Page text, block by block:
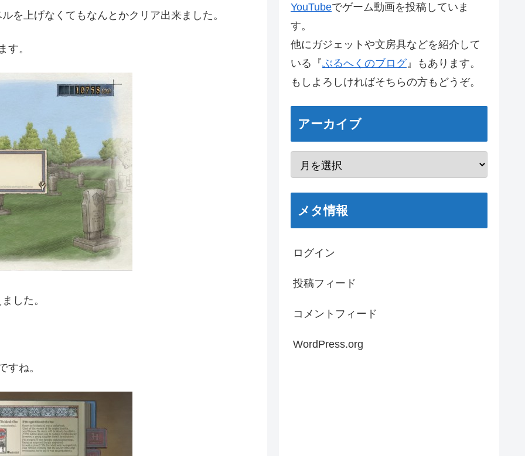
を上げなくてもなんとかクリア出来ました。
す。
した。
すね。
YouTubeでゲーム動画を投稿していま
す。
他にガジェットや文房具などを紹介して
いる『ぶるへくのブログ』もあります。
もしよろしければそちらの方もどうぞ。
アーカイブ
メタ情報
ログイン
投稿フィード
コメントフィード
WordPress.org